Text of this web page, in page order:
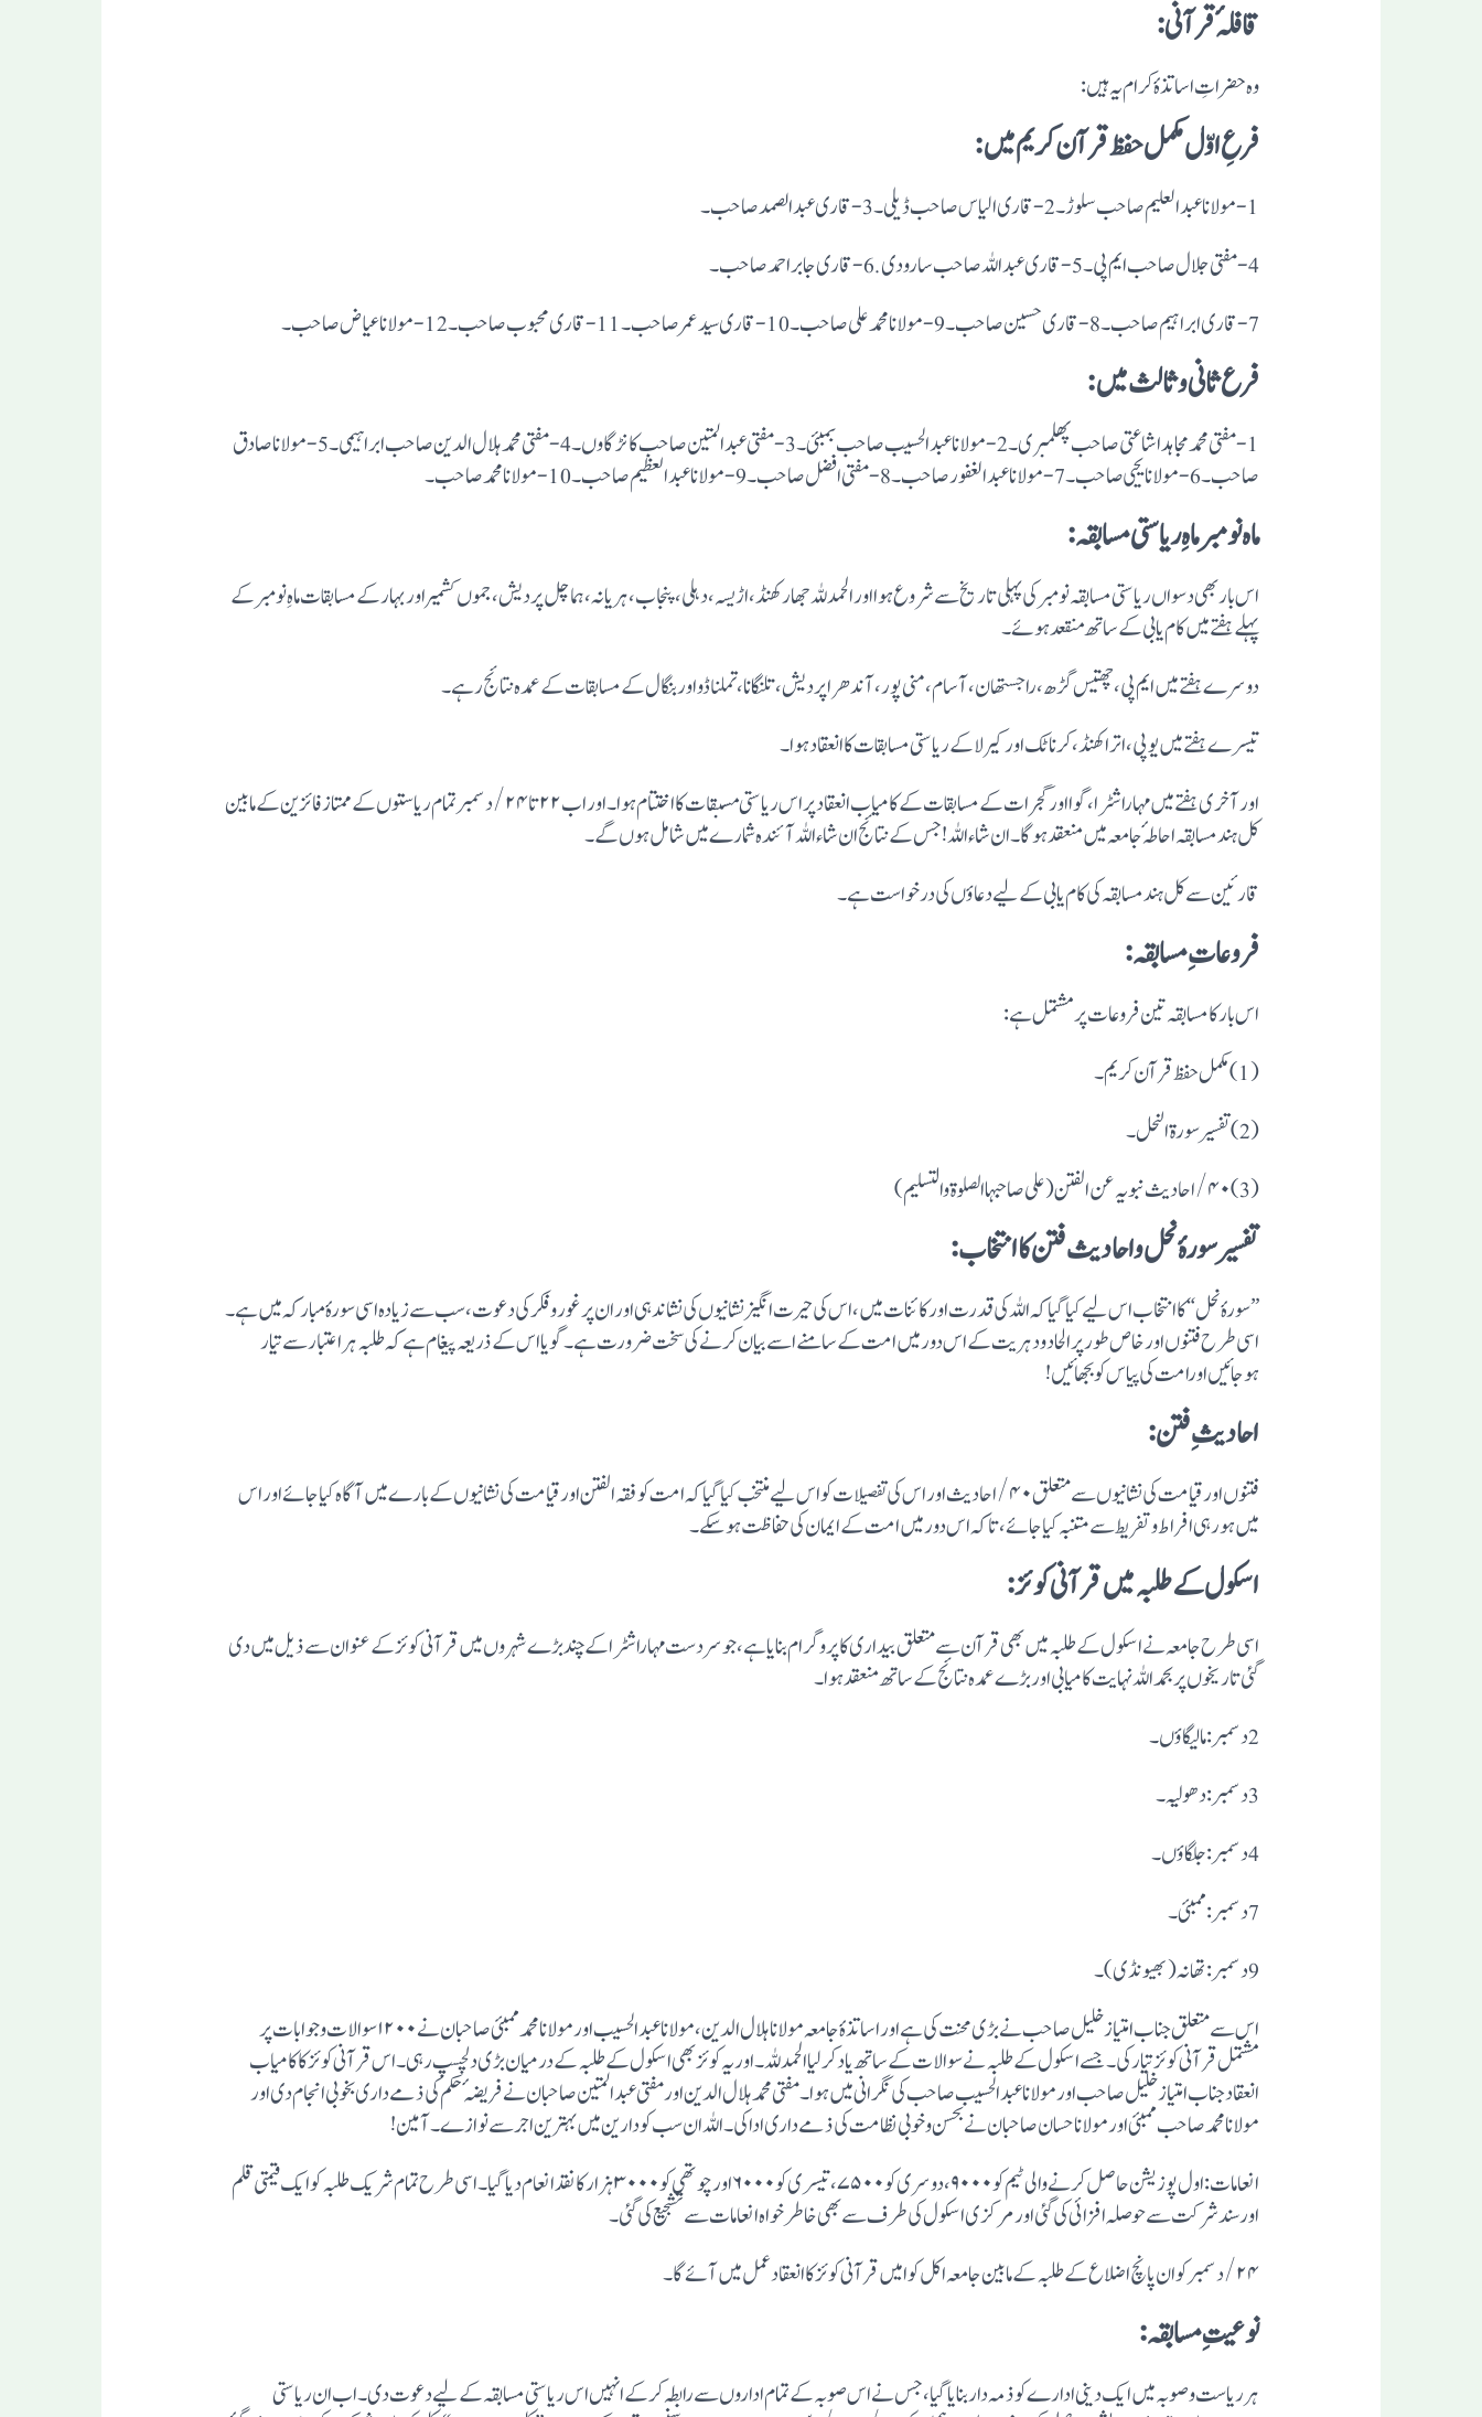
قافلہٴ قرآنی:
وہ حضراتِ اساتذہٴ کرام یہ ہیں:
فرعِ اوّل مکمل حفظ قرآن کریم میں:
4-مفتی جلال صاحب ایم پی۔5-قاری عبد اللہ صاحب سارودی.6-قاری جابراحمد صاحب۔
7-قاری ابراہیم صاحب۔8-قاری حسین صاحب۔ 9-مولانا محمد علی صاحب۔10- قاری سید عمر صاحب۔11-قاری محبوب صاحب۔ 12-مولانا عیاض صاحب۔
فرع ثانی وثالث میں:
1-مفتی محمد مجاہد اشاعتی صاحب پھلمبری۔2-مولانا عبد الحسیب صاحب بمبئی۔3-مفتی عبدالمتین صاحب کانڑگاوں۔4-مفتی محمد ہلال الدین صاحب ابراہیمی۔5-مولانا صادق
صاحب۔6-مولانا یحیی صاحب۔7-مولانا عبد الغفور صاحب۔8-مفتی افضل صاحب۔9- مولانا عبد العظیم صاحب۔10-مولانا محمد صاحب۔
ماہ نومبر ماہِ ریاستی مسابقہ :
اس بار بھی دسواں ریاستی مسابقہ نومبر کی پہلی تاریخ سے شروع ہوا اور الحمدللہ جھارکھنڈ، اڑیسہ، دہلی،پنجاب، ہریانہ، ہماچل پردیش، جموں کشمیر اور بہار کے مسابقات ماہِ نومبر کے
پہلے ہفتے میں کام یابی کے ساتھ منقعد ہوئے۔
دوسرے ہفتے میں ایم پی، چھتیس گڑھ، راجستھان، آسام،منی پور، آندھرا پردیش،تلنگانا،تملناڈو اور بنگال کے مسابقات کے عمدہ نتائج رہے۔
تیسرے ہفتے میں یوپی، اتراکھنڈ،کرناٹک اور کیرلا کے ریاستی مسابقات کا انعقاد ہوا۔
اور آخری ہفتے میں مہاراشٹرا، گوا اور گجرات کے مسابقات کے کامیاب انعقاد پر اس ریاستی مسبقات کا اختتام ہوا۔ اور اب ۲۲تا ۲۴/ دسمبر تمام ریاستوں کے ممتاز فائزین کے مابین
کل ہند مسابقہ احاطہٴ جامعہ میں منعقد ہو گا ۔ ان شاء اللہ! جس کے نتائج ان شاء اللہ آئندہ شمارے میں شامل ہوں گے۔
قارئین سے کل ہند مسابقہ کی کام یابی کے لیے دعاؤں کی درخواست ہے ۔
فروعات ِمسابقہ:
اس بارکا مسابقہ تین فروعات پر مشتمل ہے:
(1) مکمل حفظ قرآن کریم۔
(2) تفسیر سورة النحل۔
(3) ۴۰ / احادیث نبویہ عن الفتن (علی صاحبہا الصلوة والتسلیم)
تفسیر سورہٴ نحل واحادیث فتن کا انتخاب :
”سورہٴ نحل“ کا انتخاب اس لیے کیا گیا کہ اللہ کی قدرت اور کائنات میں ،اس کی حیرت انگیز نشانیوں کی نشاندہی اور ان پر غور و فکر کی دعوت، سب سے زیادہ اسی سورہٴ مبارکہ میں ہے۔
اسی طرح فتنوں اور خاص طور پر الحاد و دہریت کے اس دور میں امت کے سامنے اسے بیان کرنے کی سخت ضرورت ہے۔گویا اس کے ذریعہ پیغام ہے کہ طلبہ ہر اعتبار سے تیار
ہوجائیں اورامت کی پیاس کو بجھائیں!
احادیث ِفتن:
فتنوں اور قیامت کی نشانیوں سے متعلق ۴۰/احادیث اور اس کی تفصیلات کو اس لیے منتخب کیا گیا کہ امت کو فقہ الفتن اور قیامت کی نشانیوں کے بارے میں آگاہ کیا جائے اور اس
میں ہورہی افراط و تفریط سے متنبہ کیا جائے،تاکہ اس دور میں امت کے ایمان کی حفاظت ہو سکے۔
اسکول کے طلبہ میں قرآنی کوئز :
اسی طرح جامعہ نے اسکول کے طلبہ میں بھی قرآن سے متعلق بیداری کا پروگرام بنایا ہے، جو سر دست مہاراشٹرا کے چند بڑے شہروں میں قرآنی کوئز کے عنوان سے ذیل میں دی
گئی تاریخوں پربحمداللہ نہایت کامیابی اور بڑے عمدہ نتائج کے ساتھ منعقد ہوا۔
4 دسمبر : جلگاؤں۔
اس سے متعلق جناب امتیاز خلیل صاحب نے بڑی محنت کی ہے اور اساتذہٴ جامعہ مولانا ہلال الدین، مولانا عبدالحسیب اورمولانا محمد ممبئی صاحبان نے۱۲۰۰ سوالات و جوابات پر
مشتمل قرآنی کوئز تیار کی۔ جسے اسکول کے طلبہ نے سوالات کے ساتھ یاد کرلیا الحمد للہ ۔اور یہ کوئز بھی اسکول کے طلبہ کے درمیان بڑی دلچسپ رہی ۔ اس قرآنی کوئز کا کامیاب
انعقاد جناب امتیاز خلیل صاحب اور مولانا عبد الحسیب صاحب کی نگرانی میں ہوا۔مفتی محمد ہلال الدین اورمفتی عبد المتین صاحبان نے فریضہٴ حکم کی ذمے داری بخوبی انجام دی اور
مولانا محمد صاحب ممبئی اور مولانا حسان صاحبان نے بحسن وخوبی نظامت کی ذمے داری ادا کی۔ اللہ ان سب کو دارین میں بہترین اجر سے نوازے۔ آمین!
انعامات :اول پوزیشن حاصل کرنے والی ٹیم کو۹۰۰۰،دوسری کو۷۵۰۰،تیسری کو ۶۰۰۰ اور چوتھی کو۳۰۰۰ ہزار کا نقد انعام دیا گیا۔اسی طرح تمام شریک طلبہ کو ایک قیمتی قلم
اور سند شرکت سے حوصلہ افزائی کی گئی اور مرکزی اسکول کی طرف سے بھی خاطر خواہ انعامات سے تشجیع کی گئی۔
۲۴/ دسمبر کو ان پانچ اضلاع کے طلبہ کے مابین جامعہ اکل کوا میں قرآنی کوئز کا انعقاد عمل میں آئے گا۔
نوعیت ِمسابقہ:
ہر ریاست و صوبہ میں ایک دینی ادارے کو ذمہ دار بنایا گیا، جس نے اس صوبہ کے تمام اداروں سے رابطہ کرکے انہیں اس ریاستی مسابقہ کے لیے دعوت دی۔اب ان ریاستی